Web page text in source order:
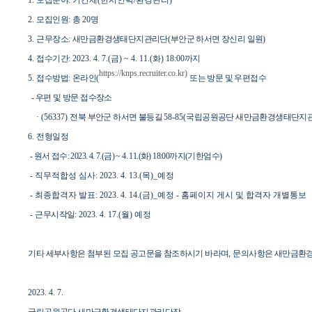
2. 모집인원: 총 20명
3. 근무장소: 새만금환경생태단지관리단(부안군 하서면 장신리 일원)
4. 접수기간: 2023. 4. 7.(금) ~ 4. 11.(화) 18:00까지
5. 접수방법: 온라인(https://knps.recruiter.co.kr) 또는 방문 및 우편접수
- 우편 및 방문 접수장소
· (56337) 전북 부안군 하서면 불등길58-85(국립공원공단 새만금환경생태단지
6. 전형일정
- 원서 접수: 2023. 4. 7.(금) ~ 4. 11.(화) 18:00까지(기한엄수)
- 직무적합성 심사: 2023. 4. 13.(목)_예정
- 최종합격자 발표: 2023. 4. 14.(금)_예정 - 홈페이지 게시 및 합격자 개별통보
- 근무시작일: 2023. 4. 17.(월)예정
기타 세부사항은 첨부된 모집 공고문을 참조하시기 바라며, 문의사항은 새만금환
2023. 4. 7.